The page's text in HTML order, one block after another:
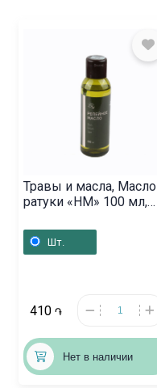
Травы и масла, Масло
ратуки «НМ» 100 мл,
Шт.
410 ֏
Нет в наличии